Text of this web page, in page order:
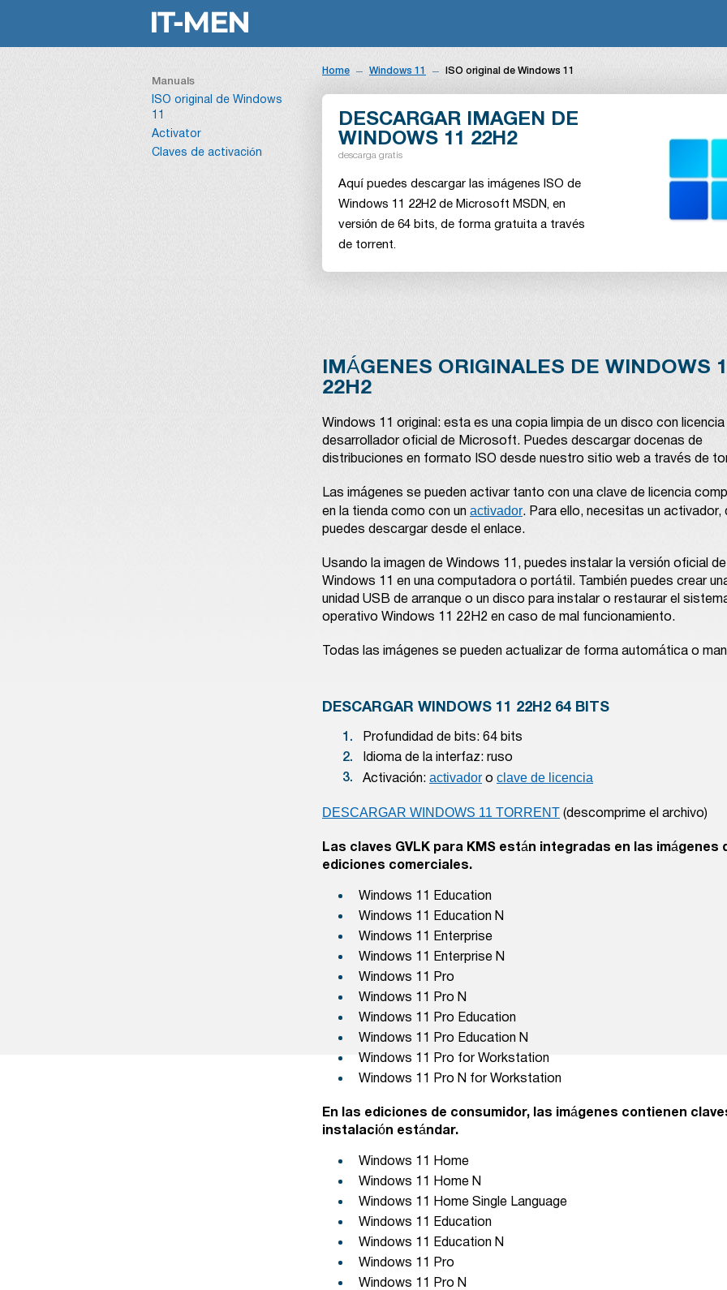
Manuals
ISO original de Windows
11
Activator
Claves de activación
Home Windows 11 ISO original de Windows 11
DESCARGAR IMAGEN DE
WINDOWS 11 22H2
descarga gratis
Aquí puedes descargar las imágenes ISO de
Windows 11 22H2 de Microsoft MSDN, en
versión de 64 bits, de forma gratuita a través
de torrent.
IMÁGENES ORIGINALES DE WINDOWS
22H2
Windows 11 original: esta es una copia limpia de un disco con licencia
desarrollador oficial de Microsoft. Puedes descargar docenas de
distribuciones en formato ISO desde nuestro sitio web a través de
Las imágenes se pueden activar tanto con una clave de licencia
en la tienda como con un activador. Para ello, necesitas un activador,
puedes descargar desde el enlace.
Usando la imagen de Windows 11, puedes instalar la versión oficial de
Windows 11 en una computadora o portátil. También puedes crear
unidad USB de arranque o un disco para instalar o restaurar el
operativo Windows 11 22H2 en caso de mal funcionamiento.
Todas las imágenes se pueden actualizar de forma automática o
DESCARGAR WINDOWS 11 22H2 64 BITS
Profundidad de bits: 64 bits
Idioma de la interfaz: ruso
Activación: activador o clave de licencia
DESCARGAR WINDOWS 11 TORRENT (descomprime el archivo)
Las claves GVLK para KMS están integradas en las imágenes
ediciones comerciales.
Windows 11 Education
Windows 11 Education N
Windows 11 Enterprise
Windows 11 Enterprise N
Windows 11 Pro
Windows 11 Pro N
Windows 11 Pro Education
Windows 11 Pro Education N
Windows 11 Pro for Workstation
Windows 11 Pro N for Workstation
En las ediciones de consumidor, las imágenes contienen
instalación estándar.
Windows 11 Home
Windows 11 Home N
Windows 11 Home Single Language
Windows 11 Education
Windows 11 Education N
Windows 11 Pro
Windows 11 Pro N